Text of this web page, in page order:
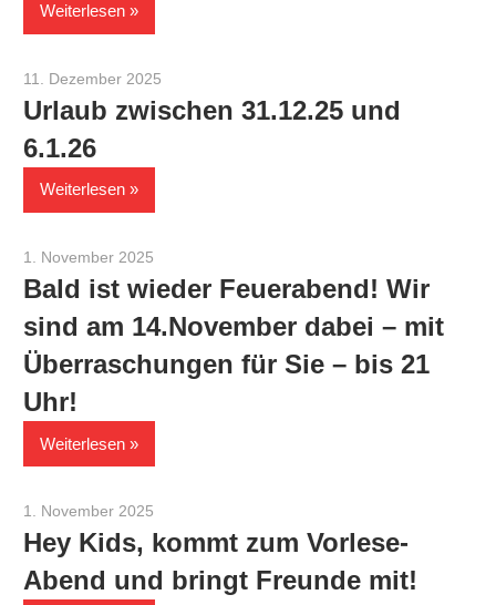
Weiterlesen
11. Dezember 2025
Urlaub zwischen 31.12.25 und
6.1.26
Weiterlesen
1. November 2025
Bald ist wieder Feuerabend! Wir
sind am 14.November dabei – mit
Überraschungen für Sie – bis 21
Uhr!
Weiterlesen
1. November 2025
Hey Kids, kommt zum Vorlese-
Abend und bringt Freunde mit!